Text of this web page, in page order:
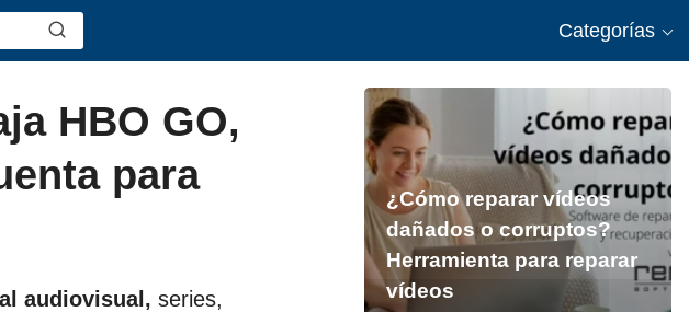
Categorías
HBO GO,
para
audiovisual, series,
¿Cómo reparar vídeos
dañados o corruptos?
Herramienta para reparar
vídeos